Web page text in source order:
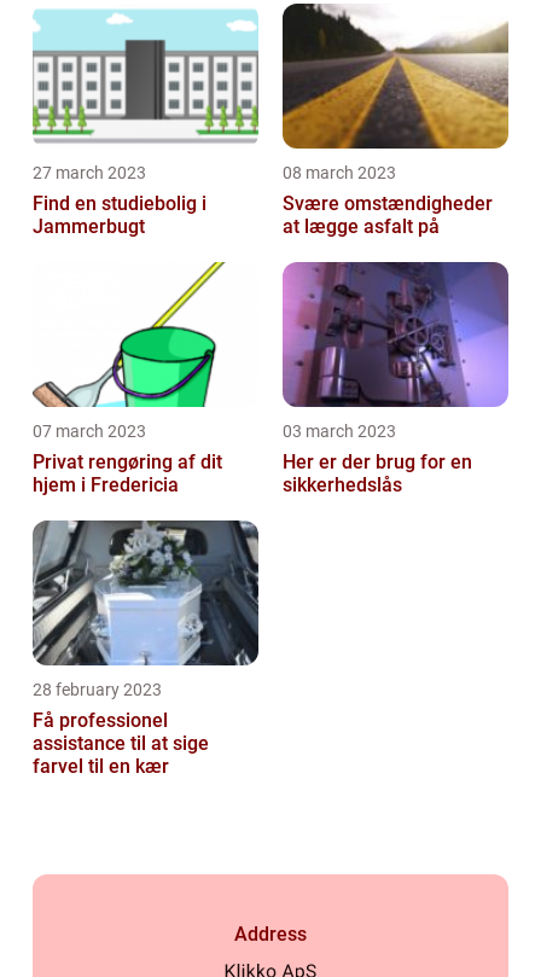
27 march 2023
Find en studiebolig i
Jammerbugt
08 march 2023
Svære omstændigheder
at lægge asfalt på
07 march 2023
Privat rengøring af dit
hjem i Fredericia
03 march 2023
Her er der brug for en
sikkerhedslås
28 february 2023
Få professionel
assistance til at sige
farvel til en kær
Address